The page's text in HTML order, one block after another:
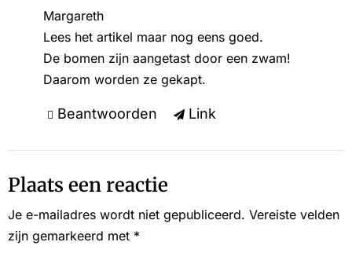
Margareth
Lees het artikel maar nog eens goed.
De bomen zijn aangetast door een zwam!
Daarom worden ze gekapt.
Beantwoorden Link
Plaats een reactie
Je e-mailadres wordt niet gepubliceerd. Vereiste velden
zijn gemarkeerd met *